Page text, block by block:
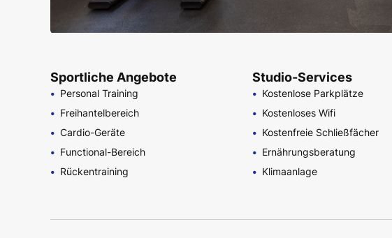
Sportliche Angebote
Personal Training
Freihantelbereich
Cardio-Geräte
Functional-Bereich
Rückentraining
Studio-Services
Kostenlose Parkplätze
Kostenloses Wifi
Kostenfreie Schließfächer
Ernährungsberatung
Klimaanlage